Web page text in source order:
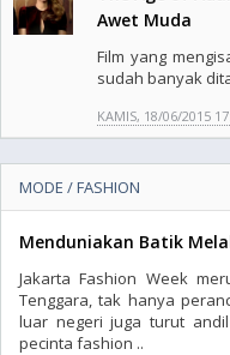
Awet Muda
Film yang
sudah banyak
KAMIS, 18/06/2015
MODE / FASHION
Menduniakan Batik
Jakarta Fashion Week
Tenggara, tak hanya
luar negeri juga turut
pecinta fashion ..